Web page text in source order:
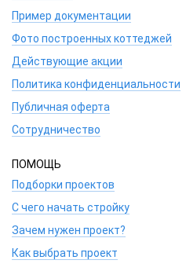
Пример документации
Фото построенных коттеджей
Действующие акции
Политика конфиденциальности
Публичная оферта
Сотрудничество
ПОМОЩЬ
Подборки проектов
С чего начать стройку
Зачем нужен проект?
Как выбрать проект